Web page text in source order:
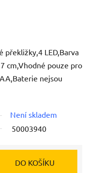
překližky,4 LED,Barva
cm,Vhodné pouze pro
nejsou
Není skladem
50003940
DO KOŠÍKU